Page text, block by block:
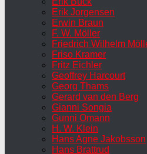
Erik Jorgensen
Erwin Braun
F. W. Möller
Friedrich Wilhelm
Friso Kramer
Fritz Eichler
Geoffrey Harcourt
Georg Thams
Gerard van den Berg
Gianni Songia
Gunni Omann
H. W. Klein
Hans Agne Jakobsson
Hans Brattrud